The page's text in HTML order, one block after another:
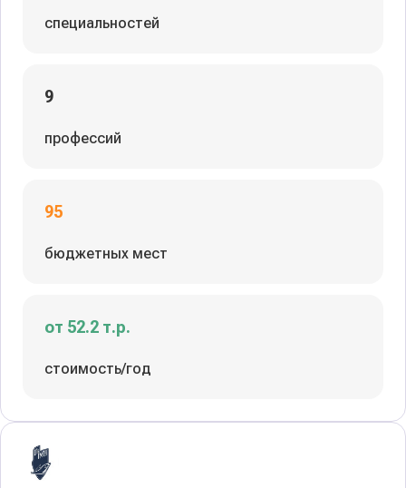
специальностей
9
профессий
95
бюджетных мест
от 52.2 т.р.
стоимость/год